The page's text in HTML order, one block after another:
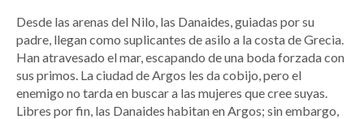
Desde las arenas del Nilo, las Danaides, guiadas por su
padre, llegan como suplicantes de asilo a la costa de Grecia.
Han atravesado el mar, escapando de una boda forzada con
sus primos. La ciudad de Argos les da cobijo, pero el
enemigo no tarda en buscar a las mujeres que cree suyas.
Libres por fin, las Danaides habitan en Argos; sin embargo,